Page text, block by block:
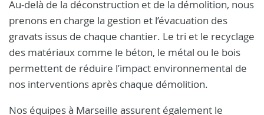
Au-delà de la déconstruction et de la démolition, nous
prenons en charge la gestion et l’évacuation des
gravats issus de chaque chantier. Le tri et le recyclage
des matériaux comme le béton, le métal ou le bois
permettent de réduire l’impact environnemental de
nos interventions après chaque démolition.
Nos équipes à Marseille assurent également le